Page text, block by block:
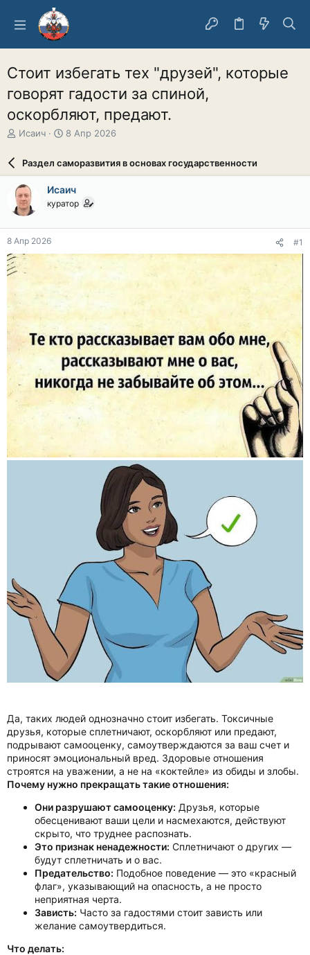
Стоит избегать тех "друзей", которые
говорят гадости за спиной,
оскорбляют, предают.
А
о
р
т
е
м
ы
Исаич
Д
а
а
ч
л
8 Апр 2026
Раздел саморазвития в основах государственности
Исаич
куратор
8 Апр 2026 #1
Да, таких людей однозначно стоит избегать. Токсичные
друзья, которые сплетничают, оскорбляют или предают,
подрывают самооценку, самоутверждаются за ваш счет и
приносят эмоциональный вред. Здоровые отношения
строятся на уважении, а не на «коктейле» из обиды и злобы.
Почему нужно прекращать такие отношения:
Они разрушают самооценку: Друзья, которые
обесценивают ваши цели и насмехаются, действуют
скрыто, что труднее распознать.
Это признак ненадежности: Сплетничают о других —
будут сплетничать и о вас.
Предательство: Подобное поведение — это «красный
флаг», указывающий на опасность, а не просто
неприятная черта.
Зависть: Часто за гадостями стоит зависть или
желание самоутвердиться.
Что делать: